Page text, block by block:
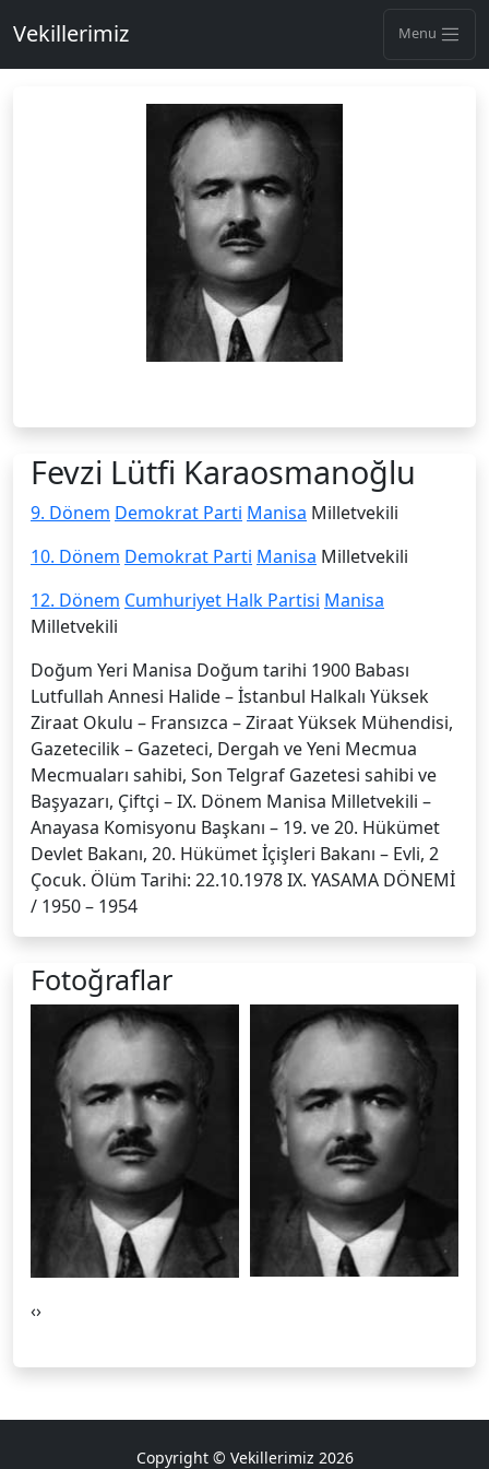
Vekillerimiz Menu
Fevzi Lütfi Karaosmanoğlu
9. Dönem Demokrat Parti Manisa Milletvekili
10. Dönem Demokrat Parti Manisa Milletvekili
12. Dönem Cumhuriyet Halk Partisi Manisa
Milletvekili
Doğum Yeri Manisa Doğum tarihi 1900 Babası
Lutfullah Annesi Halide – İstanbul Halkalı Yüksek
Ziraat Okulu – Fransızca – Ziraat Yüksek Mühendisi,
Gazetecilik – Gazeteci, Dergah ve Yeni Mecmua
Mecmuaları sahibi, Son Telgraf Gazetesi sahibi ve
Başyazarı, Çiftçi – IX. Dönem Manisa Milletvekili –
Anayasa Komisyonu Başkanı – 19. ve 20. Hükümet
Devlet Bakanı, 20. Hükümet İçişleri Bakanı – Evli, 2
Çocuk. Ölüm Tarihi: 22.10.1978 IX. YASAMA DÖNEMİ
/ 1950 – 1954
Fotoğraflar
‹›
Copyright © Vekillerimiz 2026